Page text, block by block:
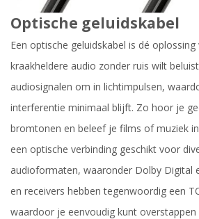
Optische geluidskabel
Een optische geluidskabel is dé
kraakheldere audio zonder ruis wilt
audiosignalen om in lichtimpulsen,
interferentie minimaal blijft. Zo hoor je
bromtonen en beleef je films of muziek
een optische verbinding geschikt voor
audioformaten, waaronder Dolby Digital
en receivers hebben tegenwoordig een
waardoor je eenvoudig kunt